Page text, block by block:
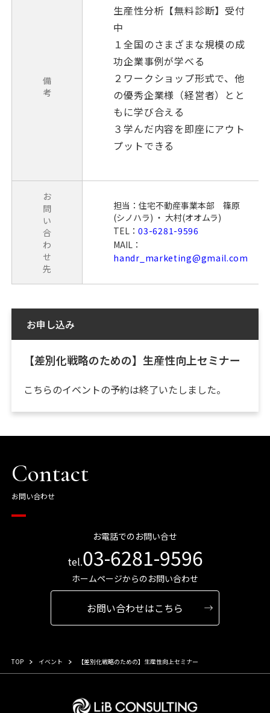
備
考
生産性分析【無料診断】受付
中
１全国のさまざまな規模の成
功企業事例が学べる
２ワークショップ形式で、他
の優秀企業様（経営者）とと
もに学び合える
３学んだ内容を即座にアウト
プットできる
お
問
い
合
わ
せ
先
担当：住宅不動産事業本部 篠原
(シノハラ) ・ 大村(オオムラ)
TEL：03-6281-9596
MAIL：
handr_marketing@gmail.com
お申し込み
【差別化戦略のための】生産性向上セミナー
こちらのイベントの予約は終了いたしました。
Contact
お問い合わせ
お電話でのお問い合せ
tel.03-6281-9596
ホームページからのお問い合わせ
お問い合わせはこちら
TOP イベント 【差別化戦略のための】生産性向上セミナー